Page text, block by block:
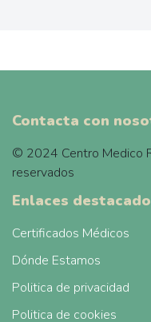
Contacta con
© 2024 Centro Medico
reservados
Enlaces
Certificados Médicos
Dónde Estamos
Politica de privacidad
Politica de cookies